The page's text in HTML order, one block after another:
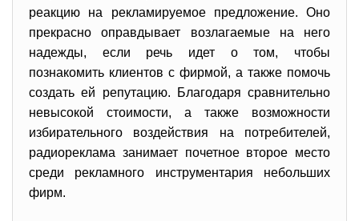
реакцию на рекламируемое предложение. Оно
прекрасно оправдывает возлагаемые на него
надежды, если речь идет о том, чтобы
познакомить клиентов с фирмой, а также помочь
создать ей репутацию. Благодаря сравнительно
невысокой стоимости, а также возможности
избирательного воздействия на потребителей,
радиореклама занимает почетное второе место
среди рекламного инструментария небольших
фирм.